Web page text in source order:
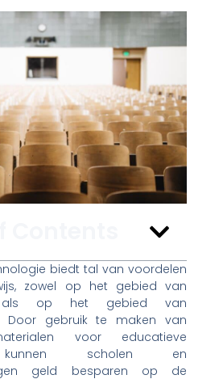
biedt tal van voordelen
zowel op het gebied van
als op het gebied van
Door gebruik te maken van
voor educatieve
kunnen scholen en
geld besparen op de